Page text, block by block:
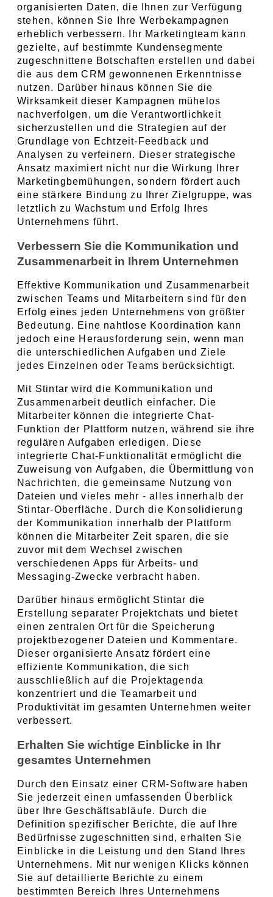
organisierten Daten, die Ihnen zur Verfügung
stehen, können Sie Ihre Werbekampagnen
erheblich verbessern. Ihr Marketingteam kann
gezielte, auf bestimmte Kundensegmente
zugeschnittene Botschaften erstellen und dabei
die aus dem CRM gewonnenen Erkenntnisse
nutzen. Darüber hinaus können Sie die
Wirksamkeit dieser Kampagnen mühelos
nachverfolgen, um die Verantwortlichkeit
sicherzustellen und die Strategien auf der
Grundlage von Echtzeit-Feedback und
Analysen zu verfeinern. Dieser strategische
Ansatz maximiert nicht nur die Wirkung Ihrer
Marketingbemühungen, sondern fördert auch
eine stärkere Bindung zu Ihrer Zielgruppe, was
letztlich zu Wachstum und Erfolg Ihres
Unternehmens führt.
Verbessern Sie die Kommunikation und
Zusammenarbeit in Ihrem Unternehmen
Effektive Kommunikation und Zusammenarbeit
zwischen Teams und Mitarbeitern sind für den
Erfolg eines jeden Unternehmens von größter
Bedeutung. Eine nahtlose Koordination kann
jedoch eine Herausforderung sein, wenn man
die unterschiedlichen Aufgaben und Ziele
jedes Einzelnen oder Teams berücksichtigt.
Mit Stintar wird die Kommunikation und
Zusammenarbeit deutlich einfacher. Die
Mitarbeiter können die integrierte Chat-
Funktion der Plattform nutzen, während sie ihre
regulären Aufgaben erledigen. Diese
integrierte Chat-Funktionalität ermöglicht die
Zuweisung von Aufgaben, die Übermittlung von
Nachrichten, die gemeinsame Nutzung von
Dateien und vieles mehr - alles innerhalb der
Stintar-Oberfläche. Durch die Konsolidierung
der Kommunikation innerhalb der Plattform
können die Mitarbeiter Zeit sparen, die sie
zuvor mit dem Wechsel zwischen
verschiedenen Apps für Arbeits- und
Messaging-Zwecke verbracht haben.
Darüber hinaus ermöglicht Stintar die
Erstellung separater Projektchats und bietet
einen zentralen Ort für die Speicherung
projektbezogener Dateien und Kommentare.
Dieser organisierte Ansatz fördert eine
effiziente Kommunikation, die sich
ausschließlich auf die Projektagenda
konzentriert und die Teamarbeit und
Produktivität im gesamten Unternehmen weiter
verbessert.
Erhalten Sie wichtige Einblicke in Ihr
gesamtes Unternehmen
Durch den Einsatz einer CRM-Software haben
Sie jederzeit einen umfassenden Überblick
über Ihre Geschäftsabläufe. Durch die
Definition spezifischer Berichte, die auf Ihre
Bedürfnisse zugeschnitten sind, erhalten Sie
Einblicke in die Leistung und den Stand Ihres
Unternehmens. Mit nur wenigen Klicks können
Sie auf detaillierte Berichte zu einem
bestimmten Bereich Ihres Unternehmens